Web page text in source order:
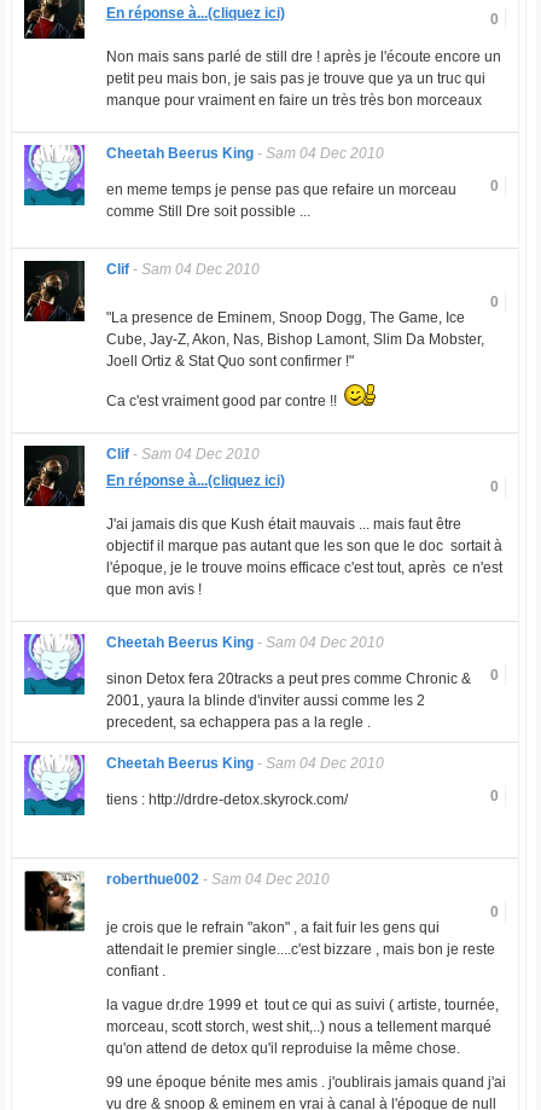
0
En réponse à...(cliquez ici)
Non mais sans parlé de still dre ! après je l'écoute encore un
petit peu mais bon, je sais pas je trouve que ya un truc qui
manque pour vraiment en faire un très très bon morceaux
Cheetah Beerus King- Sam 04 Dec 2010
0
en meme temps je pense pas que refaire un morceau
comme Still Dre soit possible ...
Clif- Sam 04 Dec 2010
0
"La presence de Eminem, Snoop Dogg, The Game, Ice
Cube, Jay-Z, Akon, Nas, Bishop Lamont, Slim Da Mobster,
Joell Ortiz & Stat Quosont confirmer !"
Ca c'est vraiment good par contre !!
Clif- Sam 04 Dec 2010
0
En réponse à...(cliquez ici)
J'ai jamais dis que Kush était mauvais ... mais faut être
objectif il marque pas autant que les son que le doc sortait à
l'époque, je le trouve moins efficace c'est tout, après ce n'est
que mon avis !
Cheetah Beerus King- Sam 04 Dec 2010
0
sinon Detox fera 20tracks a peut pres comme Chronic &
2001, yaura la blinde d'inviter aussi comme les 2
precedent, sa echappera pas a la regle .
Cheetah Beerus King- Sam 04 Dec 2010
0
tiens : http://drdre-detox.skyrock.com/
roberthue002- Sam 04 Dec 2010
0
je crois que le refrain "akon" , a fait fuir les gens qui
attendait le premier single....c'est bizzare , mais bon je reste
confiant .
la vague dr.dre 1999 et tout ce qui as suivi ( artiste, tournée,
morceau, scott storch, west shit,..) nous a tellement marqué
qu'on attend de detox qu'il reproduise la même chose.
99 une époque bénite mes amis . j'oublirais jamais quand j'ai
vu dre & snoop & eminem en vrai à canal à l'époque de null